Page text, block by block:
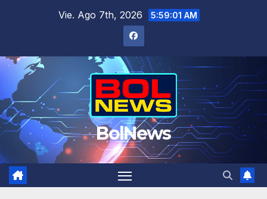
Vie. Ago 7th, 2026 5:59:01 AM
BolNews